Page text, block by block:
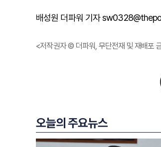
배성원 더파워 기자
<저작권자 © 더파워, 무단전재 및 재배포
오늘의 주요뉴스